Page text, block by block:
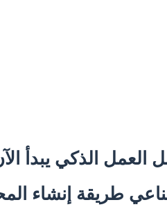
العمل الذكي يبدأ
طريقة إنشاء